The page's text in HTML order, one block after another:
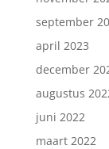
september
april 2023
december
augustus
juni 2022
maart 2022